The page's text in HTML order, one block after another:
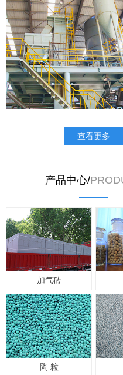
查看更多
产品中心/
加气砖
陶 粒